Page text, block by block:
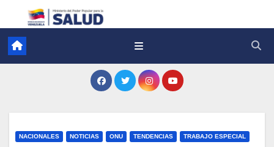
NACIONALES NOTICIAS ONU TENDENCIAS TRABAJO ESPECIAL